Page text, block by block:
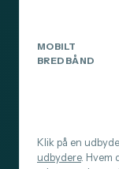
MOBILT
BREDBÅND
Klik på en
udbydere. Hvem